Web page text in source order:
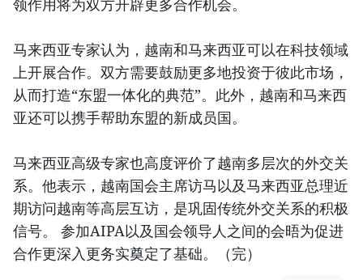
领作用将为双方开辟更多合作机会。
马来西亚专家认为，越南和马来西亚可以在科技领域
上开展合作。双方需要鼓励更多地投资于彼此市场，
从而打造“东盟一体化的典范”。此外，越南和马来西
亚还可以携手帮助东盟的新成员国。
马来西亚高级专家也高度评价了越南多层次的外交关
系。他表示，越南国会主席访马以及马来西亚总理近
期访问越南等高层互访，是巩固传统外交关系的积极
信号。 参加AIPA以及国会领导人之间的会晤为促进
合作更深入更务实奠定了基础。（完）